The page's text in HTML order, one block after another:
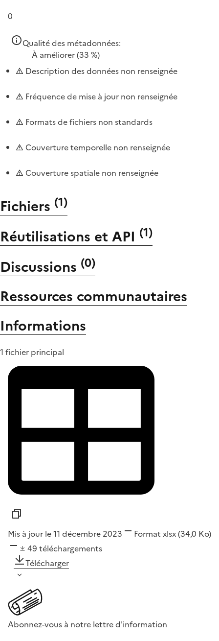
0
Qualité des métadonnées:
À améliorer(33 %)
Description des données non renseignée
Fréquence de mise à jour non renseignée
Formats de fichiers non standards
Couverture temporelle non renseignée
Couverture spatiale non renseignée
Fichiers (1)
Réutilisations et API (1)
Discussions (0)
Ressources communautaires
Informations
1 fichier principal
Mis à jour le 11 décembre 2023 Format xlsx(34,0 Ko)
49 téléchargements
Télécharger
Abonnez-vous à notre lettre d'information